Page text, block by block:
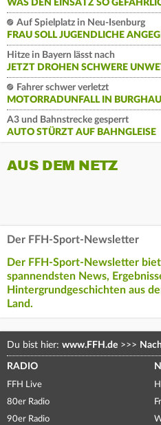
WAS DEN EINSATZ SO
Auf Spielplatz in Neu-Isenburg
FRAU SOLL JUGENDLICHE
Hitze in Bayern lässt nach
JETZT DROHEN SCHWERE
Fahrer schwer verletzt
MOTORRADUNFALL IN
A3 und Bahnstrecke gesperrt
AUTO STÜRZT AUF BAHNGLEISE
AUS DEM NETZ
Der FFH-Sport-Newsletter
Der FFH-Sport-Newsletter
spannendsten News,
Hintergrundgeschichten aus
Land.
Du bist hier: www.FFH.de >>>
RADIO
FFH Live
80er Radio
90er Radio